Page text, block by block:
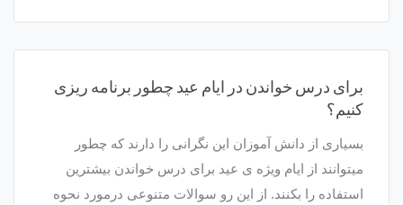
برای درس خواندن در ایام عید چطور برنامه ریزی
کنیم؟
بسیاری از دانش آموزان این نگرانی را دارند که چطور
میتوانند از ایام ویژه ی عید برای درس خواندن بیشترین
استفاده را بکنند. از این رو سوالات متنوعی درمورد نحوه